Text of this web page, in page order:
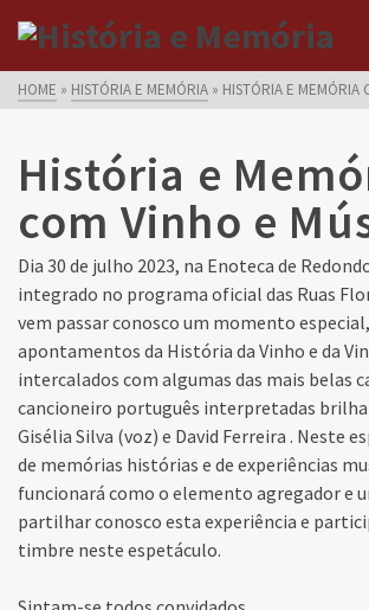
HOME » HISTÓRIA E MEMÓRIA » HISTÓRIA E MEMÓRIA
História e
com Vinho e
Dia 30 de julho 2023, na Enoteca de
integrado no programa oficial das Ruas
vem passar conosco um momento
apontamentos da História da Vinho e da
intercalados com algumas das mais belas
cancioneiro português interpretadas
Gisélia Silva (voz) e David Ferreira . Neste
de memórias histórias e de experiências
funcionará como o elemento agregador e
partilhar conosco esta experiência e
timbre neste espetáculo.